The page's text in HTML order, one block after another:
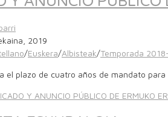
2019
/Euskera/Albisteak/Temporada
el plazo de cuatro años de mandato
Y ANUNCIO PÚBLICO DE ERMUKO